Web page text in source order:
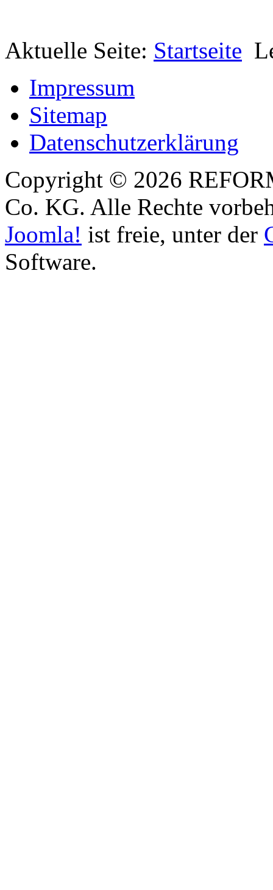
Aktuelle Seite: Startseite
Impressum
Sitemap
Datenschutzerklärung
Copyright © 2026
Co. KG. Alle Rechte
Joomla! ist freie, unter der
Software.